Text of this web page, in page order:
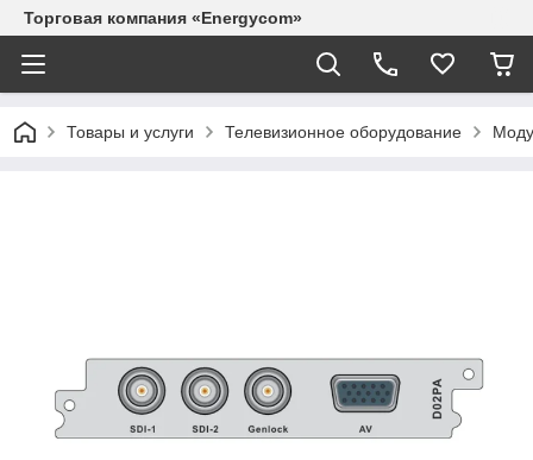
Торговая компания «Energycom»
Товары и услуги Телевизионное оборудование